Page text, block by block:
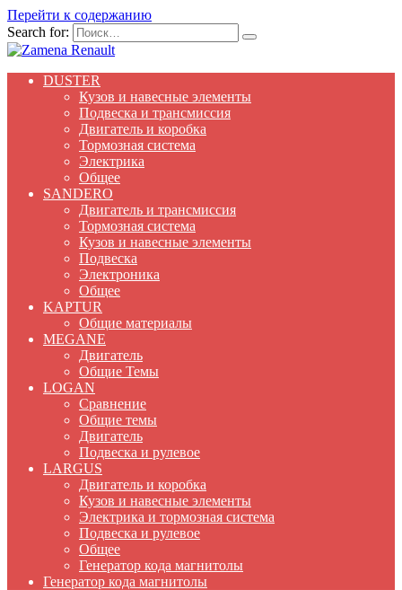
Перейти к содержанию
Search for:
DUSTER
Кузов и навесные элементы
Подвеска и трансмиссия
Двигатель и коробка
Тормозная система
Электрика
Общее
SANDERO
Двигатель и трансмиссия
Тормозная система
Кузов и навесные элементы
Подвеска
Электроника
Общее
KAPTUR
Общие материалы
MEGANE
Двигатель
Общие Темы
LOGAN
Сравнение
Общие темы
Двигатель
Подвеска и рулевое
LARGUS
Двигатель и коробка
Кузов и навесные элементы
Электрика и тормозная система
Подвеска и рулевое
Общее
Генератор кода магнитолы
Генератор кода магнитолы